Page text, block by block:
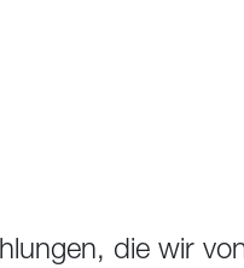
die wir